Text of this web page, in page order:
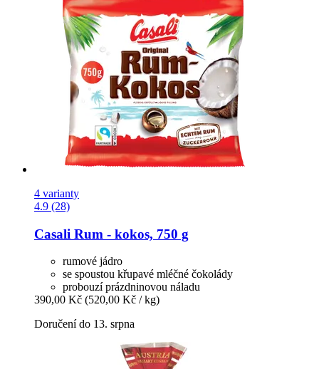
4 varianty
4.9 (28)
Casali Rum -​ kokos, 750 g
rumové jádro
se spoustou křupavé mléčné čokolády
probouzí prázdninovou náladu
390,00 Kč (520,00 Kč / kg)
Doručení do 13. srpna